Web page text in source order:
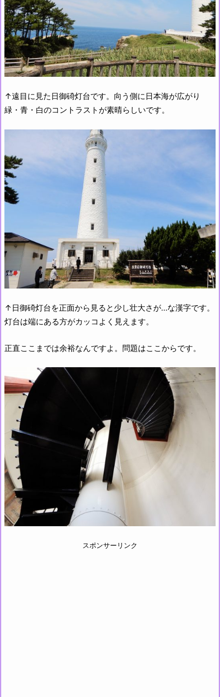
↑遠目に見た日御碕灯台です。向う側に日本海が広がり
緑・青・白のコントラストが素晴らしいです。
↑日御碕灯台を正面から見ると少し壮大さが…な漢字です。
灯台は端にある方がカッコよく見えます。
正直ここまでは余裕なんですよ。問題はここからです。
スポンサーリンク